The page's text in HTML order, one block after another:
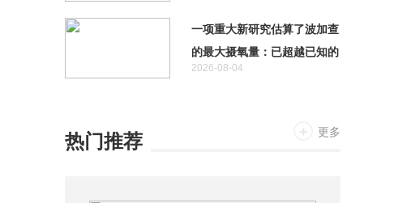
一项重大新研究估算了波加查
的最大摄氧量：已超越已知的
人类极限
2026-08-04
热门推荐 更多